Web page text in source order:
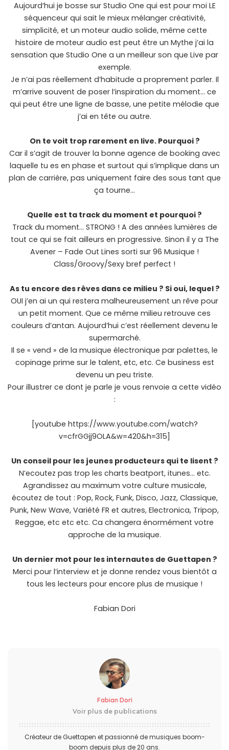
Aujourd’hui je bosse sur Studio One qui est pour moi LE
séquenceur qui sait le mieux mélanger créativité,
simplicité, et un moteur audio solide, même cette
histoire de moteur audio est peut être un Mythe j’ai la
sensation que Studio One a un meilleur son que Live par
exemple.
Je n’ai pas réellement d’habitude a proprement parler. Il
m’arrive souvent de poser l’inspiration du moment… ce
qui peut être une ligne de basse, une petite mélodie que
j’ai en tête ou autre.
On te voit trop rarement en live. Pourquoi ?
Car il s’agit de trouver la bonne agence de booking avec
laquelle tu es en phase et surtout qui s’implique dans un
plan de carrière, pas uniquement faire des sous tant que
ça tourne…
Quelle est ta track du moment et pourquoi ?
Track du moment… STRONG ! A des années lumières de
tout ce qui se fait ailleurs en progressive. Sinon il y a The
Avener – Fade Out Lines sorti sur 96 Musique !
Class/Groovy/Sexy bref perfect !
As tu encore des rêves dans ce milieu ? Si oui, lequel ?
OUI j’en ai un qui restera malheureusement un rêve pour
un petit moment. Que ce même milieu retrouve ces
couleurs d’antan. Aujourd’hui c’est réellement devenu le
supermarché.
Il se « vend » de la musique électronique par palettes, le
copinage prime sur le talent, etc, etc. Ce business est
devenu un peu triste.
Pour illustrer ce dont je parle je vous renvoie a cette vidéo
:
[youtube https://www.youtube.com/watch?
v=cfrGGjj9OLA&w=420&h=315]
Un conseil pour les jeunes producteurs qui te lisent ?
N’ecoutez pas trop les charts beatport, itunes… etc.
Agrandissez au maximum votre culture musicale,
écoutez de tout : Pop, Rock, Funk, Disco, Jazz, Classique,
Punk, New Wave, Variété FR et autres, Electronica, Tripop,
Reggae, etc etc etc. Ca changera énormément votre
approche de la musique.
Un dernier mot pour les internautes de Guettapen ?
Merci pour l’interview et je donne rendez vous bientôt a
tous les lecteurs pour encore plus de musique !
Fabian Dori
Fabian Dori
Voir plus de publications
Créateur de Guettapen et passionné de musiques boom-
boom depuis plus de 20 ans.